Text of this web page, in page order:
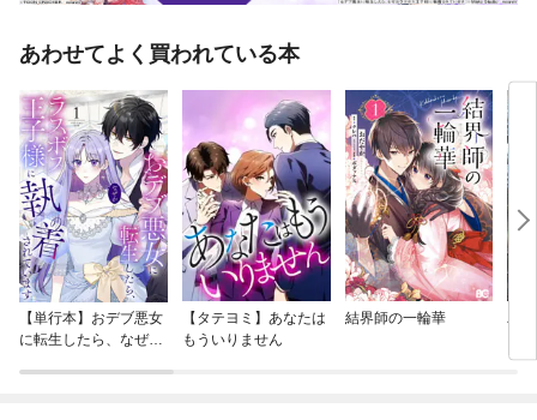
あわせてよく買われている本
【単行本】おデブ悪女
に転生したら、なぜか
【タテヨミ】あなたは
もういりません
結界師の一輪華
バ
今